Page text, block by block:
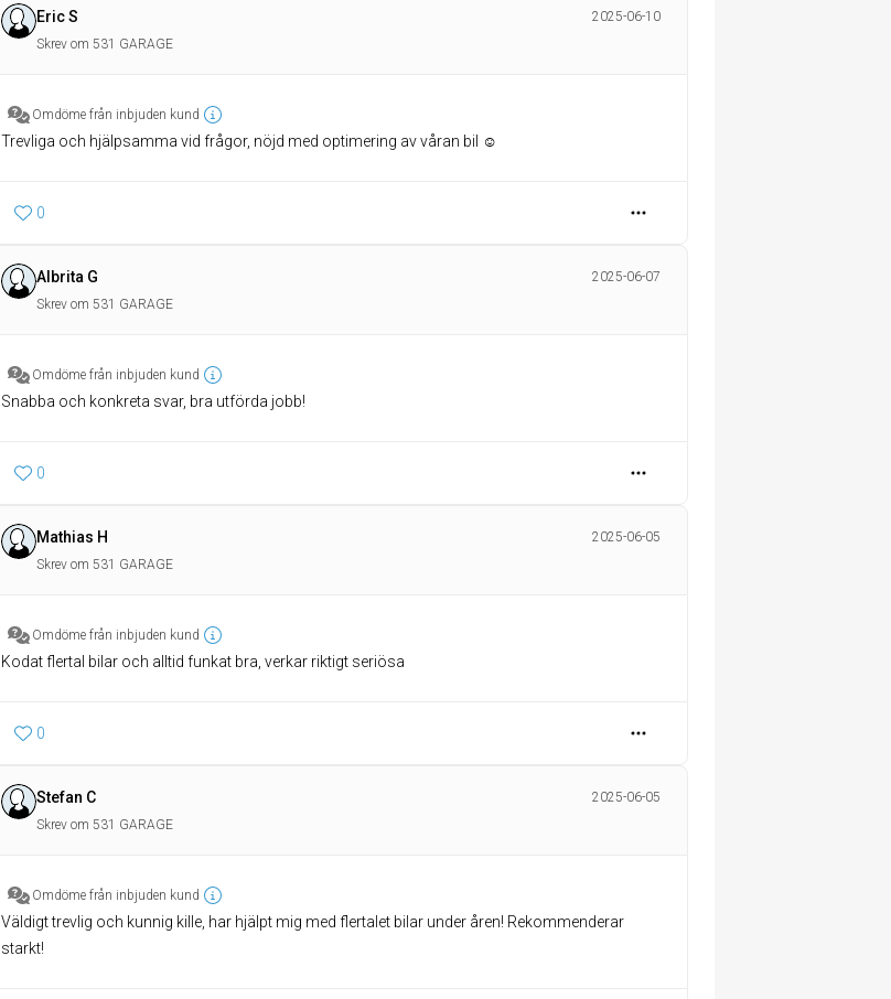
Eric S
2025-06-10
Skrev om 531 GARAGE
Omdöme från inbjuden kund
Trevliga och hjälpsamma vid frågor, nöjd med optimering av våran bil ☺️
0
Albrita G
2025-06-07
Skrev om 531 GARAGE
Omdöme från inbjuden kund
Snabba och konkreta svar, bra utförda jobb!
0
Mathias H
2025-06-05
Skrev om 531 GARAGE
Omdöme från inbjuden kund
Kodat flertal bilar och alltid funkat bra, verkar riktigt seriösa
0
Stefan C
2025-06-05
Skrev om 531 GARAGE
Omdöme från inbjuden kund
Väldigt trevlig och kunnig kille, har hjälpt mig med flertalet bilar under åren! Rekommenderar
starkt!